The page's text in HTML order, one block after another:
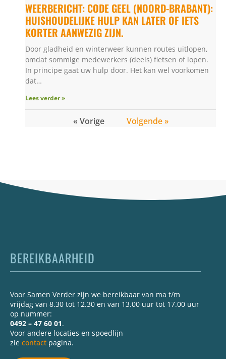
WEERBERICHT: CODE GEEL (NOORD-BRABANT):
HUISHOUDELIJKE HULP KAN LATER OF IETS
KORTER AANWEZIG ZIJN.
Door gladheid en winterweer kunnen routes uitlopen,
omdat sommige medewerkers (deels) fietsen of lopen.
In principe gaat uw hulp door. Het kan wel voorkomen
dat…
Lees verder »
« Vorige Volgende »
BEREIKBAARHEID
Voor Samen Verder zijn we bereikbaar van ma t/m
vrijdag van 8.30 tot 12.30 en van 13.00 uur tot 17.00 uur
op nummer:
0492 – 47 60 01.
Voor andere locaties en spoedlijn
zie contact pagina.